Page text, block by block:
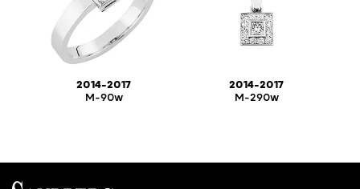
2014-2017
M-90w
2014-2017
M-290w